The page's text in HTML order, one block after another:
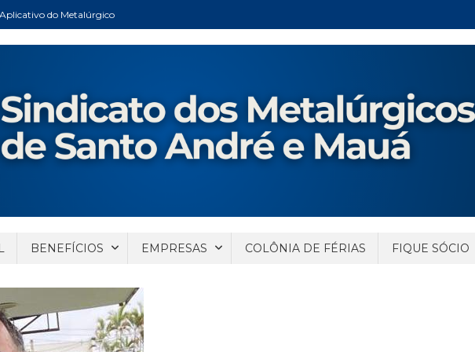
Aplicativo do Metalúrgico
e Mauá
André e Mauá
BENEFÍCIOS EMPRESAS COLÔNIA DE FÉRIAS FIQUE SÓCIO